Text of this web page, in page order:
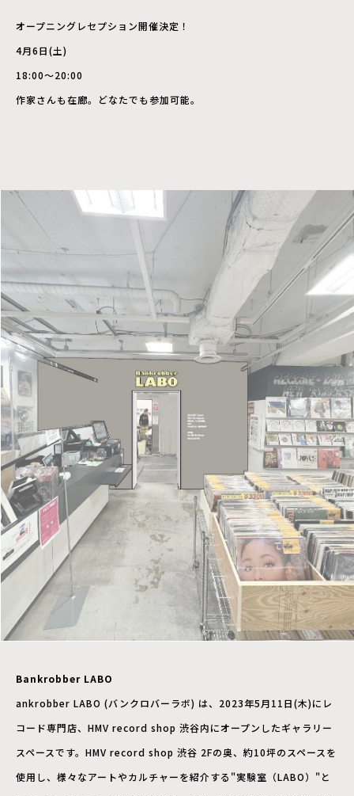
オープニングレセプション開催決定！
4月6日(土)
18:00～20:00
作家さんも在廊。どなたでも参加可能。
Bankrobber LABO
ankrobber LABO (バンクロバーラボ) は、2023年5月11日(木)にレ
コード専門店、HMV record shop 渋谷内にオープンしたギャラリー
スペースです。HMV record shop 渋谷 2Fの奥、約10坪のスペースを
使用し、様々なアートやカルチャーを紹介する"実験室（LABO）"と